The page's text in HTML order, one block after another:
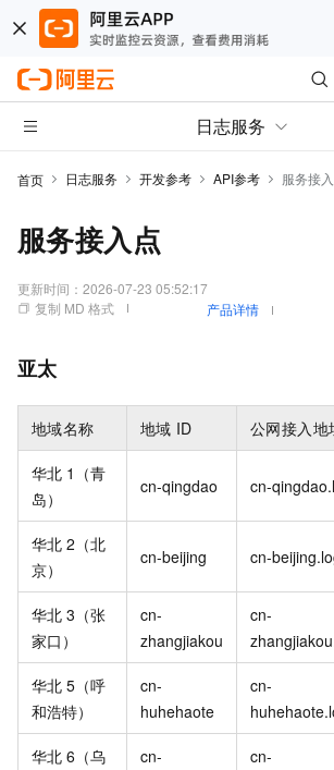
日志服务
首页 日志服务 开发参考 API参考 服务接
服务接入点
更新时间： 2026-07-23 05:52:17
复制 MD 格式
产品详情
亚太
地域名称 地域 ID 公网接入地
华北 1（青
岛）
cn-qingdao cn-
华北 2（北
京）
cn-beijing cn-
华北 3（张
家口）
cn-
zhangjiakou
cn-
华北 5（呼
和浩特）
cn-
huhehaote
cn-
华北 6（乌
cn-
cn-